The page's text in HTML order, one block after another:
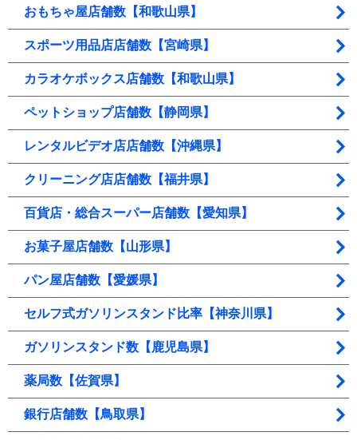
おもちゃ屋店舗数【和歌山県】
スポーツ用品店店舗数【宮崎県】
カラオケボックス店舗数【和歌山県】
ペットショップ店舗数【静岡県】
レンタルビデオ店店舗数【沖縄県】
クリーニング店店舗数【福井県】
百貨店・総合スーパー店舗数【愛知県】
お菓子屋店舗数【山形県】
パン屋店舗数【愛媛県】
セルフ式ガソリンスタンド比率【神奈川県】
ガソリンスタンド数【鹿児島県】
薬局数【佐賀県】
銀行店舗数【鳥取県】